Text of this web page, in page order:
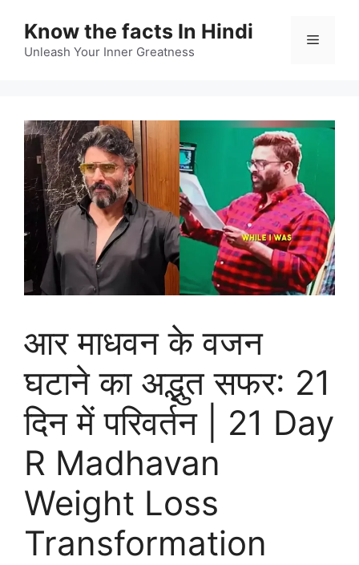
content
Know the facts In Hindi
Unleash Your Inner Greatness
Menu
आर माधवन के वजन
घटाने का अद्भुत सफर: 21
दिन में परिवर्तन | 21 Day
R Madhavan
Weight Loss
Transformation